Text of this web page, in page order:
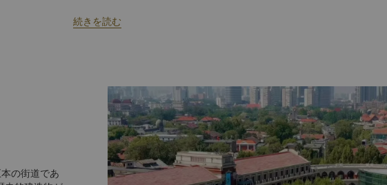
ーセンター内に所在し、レストランや、キッズアドベンチャーゾーンや映画館、ア
続きを読む
の街道であ